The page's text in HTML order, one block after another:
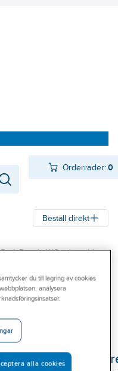
Orderrader:0
Beställ direkt
Bad, Dusch, WC och möbler
termostatblandare
Backventil för
Gustavsbergs
du till lagring av cookies
analysera
alla cookies